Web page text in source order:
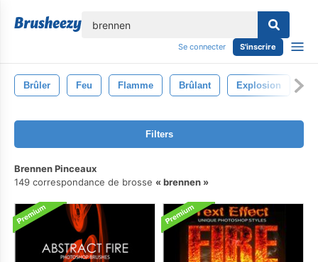
Se connecter S'inscrire
Brûler Feu Flamme Brûlant Explosion
Filters
Brennen Pinceaux
149 correspondance de brosse
brennen